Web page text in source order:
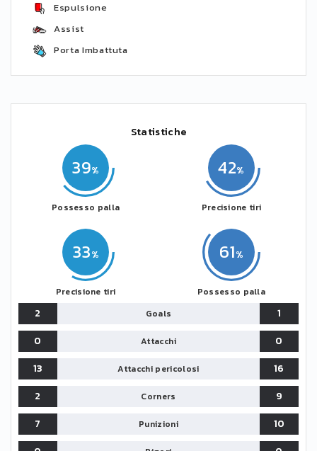
Espulsione
Assist
Porta Imbattuta
Statistiche
39
Possesso palla
33
Precisione tiri
61
Possesso palla
42
Precisione tiri
2 Goals
1
0
Attacchi
0
13
Attacchi pericolosi
16
2
Corners
9
7
Punizioni
10